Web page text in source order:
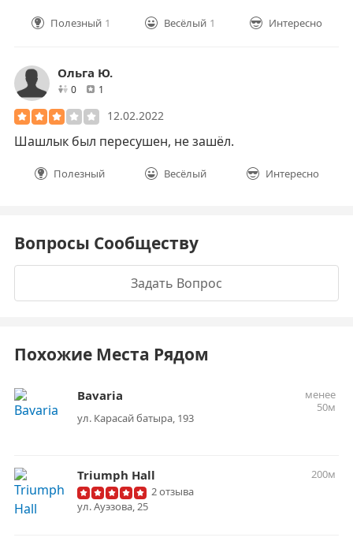
Полезный 1 Весёлый 1 Интересно
Ольга Ю.
0друзей1
12.02.2022
Шашлык был пересушен, не зашёл.
Полезный Весёлый Интересно
Вопросы Сообществу
Задать Вопрос
Похожие Места Рядом
Bavaria
менее
50м
ул. Карасай батыра, 193
Triumph Hall
200м
2 отзыва
ул. Ауэзова, 25